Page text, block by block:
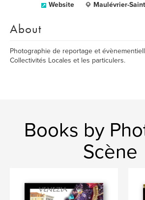
Website Maulévrier-
About
Photographie de reportage et
Collectivités Locales et les particulers.
Books by
Scène